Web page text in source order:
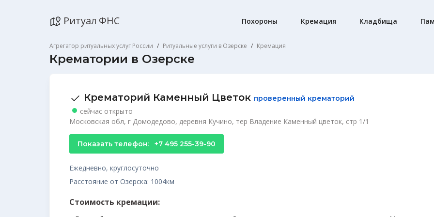
Ритуал ФНС Похороны Кремация Кладбища
Агрегатор ритуальных услуг России Ритуальные услуги в Озерске Кремация
Крематории в Озерске
Крематорий Каменный Цветок проверенный крематорий
сейчас открыто
Московская обл, г Домодедово, деревня Кучино, тер Владение Каменный цветок, стр 1/1
Показать телефон: +7 495 255-39-90
Ежедневно, круглосуточно
Расстояние от Озерска: 1004км
Стоимость кремации: